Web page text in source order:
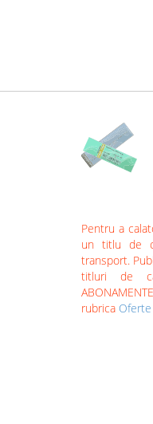
Pentru a
un titlu de
transport.
titluri de
rubrica Oferte